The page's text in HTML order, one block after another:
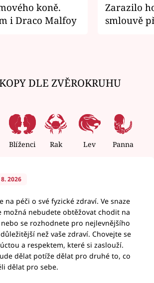
koně.
i Draco Malfoy
Zarazilo
smlouvě
DLE ZVĚROKRUHU
Blíženci Rak Lev Panna
2026
na péči o své fyzické zdraví. Ve snaze
možná nebudete obtěžovat chodit na
se rozhodnete pro nejlevnějšího
než vaše zdraví. Chovejte se
a respektem, které si zaslouží.
dělat potíže dělat pro druhé to, co
dělat pro sebe.